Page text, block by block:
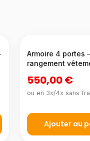
Armoire 4 portes
rangement
550,00 €
ou en 3x/4x sans
Ajouter au